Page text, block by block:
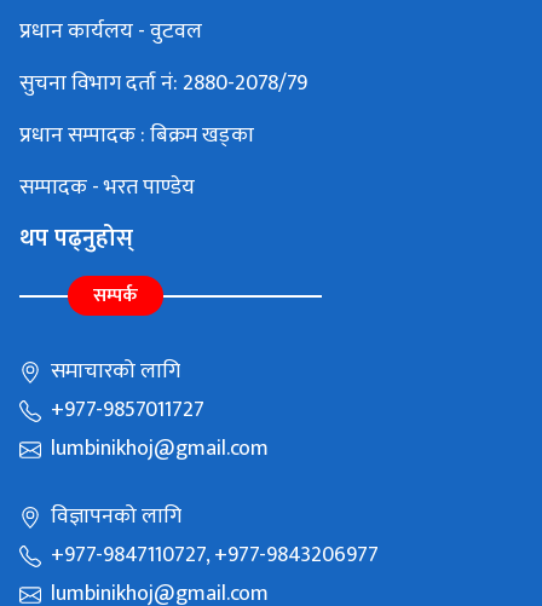
प्रधान कार्यलय - वुटवल
सुचना विभाग दर्ता नं: 2880-2078/79
प्रधान सम्पादक : बिक्रम खड्का
सम्पादक - भरत पाण्डेय
थप पढ्नुहोस्
सम्पर्क
समाचारको लागि
+977-9857011727
lumbinikhoj@gmail.com
विज्ञापनको लागि
+977-9847110727, +977-9843206977
lumbinikhoj@gmail.com